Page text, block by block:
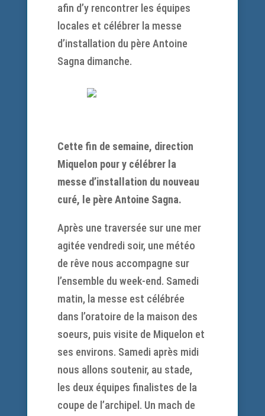
afin d’y rencontrer les équipes
locales et célébrer la messe
d’installation du père Antoine
Sagna dimanche.
Cette fin de semaine, direction
Miquelon pour y célébrer la
messe d’installation du nouveau
curé, le père Antoine Sagna.
Après une traversée sur une mer
agitée vendredi soir, une météo
de rêve nous accompagne sur
l’ensemble du week-end. Samedi
matin, la messe est célébrée
dans l’oratoire de la maison des
soeurs, puis visite de Miquelon et
ses environs. Samedi après midi
nous allons soutenir, au stade,
les deux équipes finalistes de la
coupe de l’archipel. Un mach de